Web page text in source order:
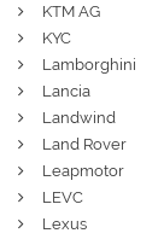
KTM AG
KYC
Lamborghini
Lancia
Landwind
Land Rover
Leapmotor
LEVC
Lexus